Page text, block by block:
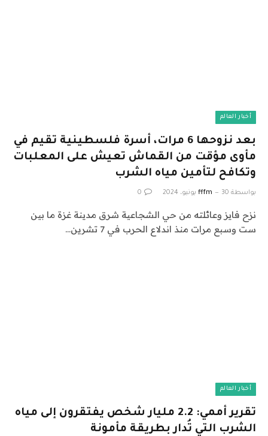
أخبار العالم
بعد نزوحها 6 مرات، أسرة فلسطينية تقيم في
مأوى مؤقت من القماش تعيش على المعلبات
وتكافح لتأمين مياه الشرب
بواسطة fffm 30 يونيو، 2024 0
نزح فايز وعائلته من حي الشجاعية شرق مدينة غزة ما بين
ست وسبع مرات منذ اندلاع الحرب في 7 تشرين…
أخبار العالم
تقرير أممي: 2.2 مليار شخص يفتقرون إلى مياه
الشرب التي تُدار بطريقة مأمونة